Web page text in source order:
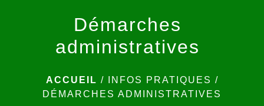
Démarches
administratives
ACCUEIL / INFOS PRATIQUES /
DÉMARCHES ADMINISTRATIVES